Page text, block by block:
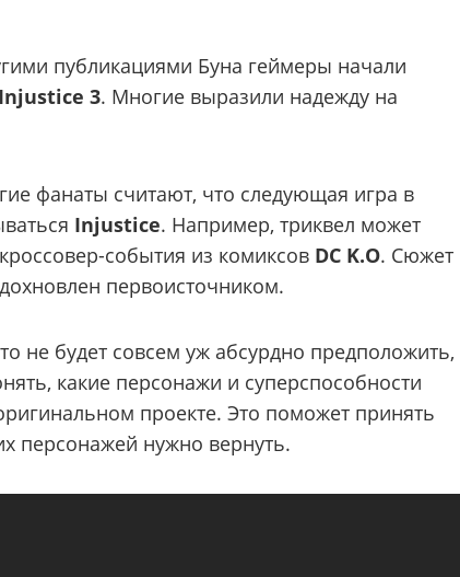
публикациями Буна геймеры начали
Injustice 3. Многие выразили надежду на
фанаты считают, что следующая игра в
Injustice. Например, триквел может
события из комиксов DC K.O. Сюжет
первоисточником.
не будет совсем уж абсурдно предположить,
какие персонажи и суперспособности
проекте. Это поможет принять
персонажей нужно вернуть.